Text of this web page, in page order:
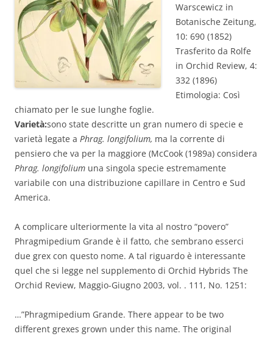
Warscewicz in
Botanische Zeitung,
10: 690 (1852)
Trasferito da Rolfe
in Orchid Review, 4:
332 (1896)
Etimologia: Così
chiamato per le sue lunghe foglie.
Varietà:sono state descritte un gran numero di specie e
varietà legate a Phrag. longifolium, ma la corrente di
pensiero che va per la maggiore (McCook (1989a) considera
Phrag. longifolium una singola specie estremamente
variabile con una distribuzione capillare in Centro e Sud
America.
A complicare ulteriormente la vita al nostro “povero”
Phragmipedium Grande è il fatto, che sembrano esserci
due grex con questo nome. A tal riguardo è interessante
quel che si legge nel supplemento di Orchid Hybrids The
Orchid Review, Maggio-Giugno 2003, vol. . 111, No. 1251:
…”Phragmipedium Grande. There appear to be two
different grexes grown under this name. The original